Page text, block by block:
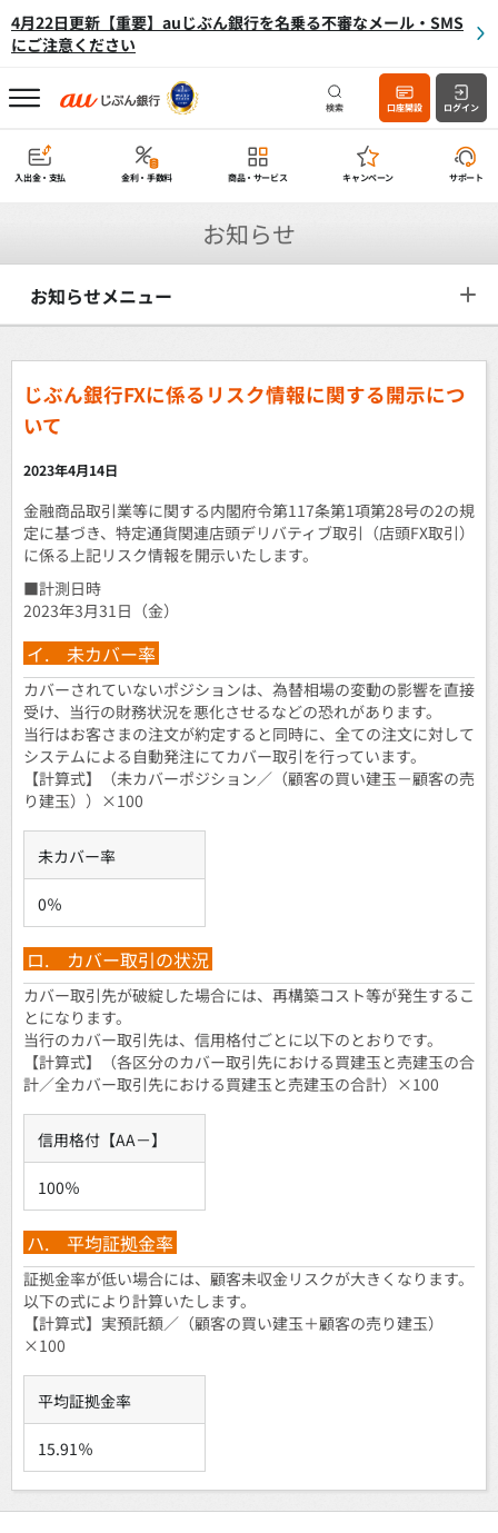
4月22日更新【重要】auじぶん銀行を名乗る不審なメール・SMS
にご注意ください
検索 口座開設 ログイン
入出金・支払 金利・手数料 商品・サービス キャンペーン サポート
お知らせ
お知らせメニュー
じぶん銀行FXに係るリスク情報に関する開示につ
いて
2023年4月14日
金融商品取引業等に関する内閣府令第117条第1項第28号の2の規
定に基づき、特定通貨関連店頭デリバティブ取引（店頭FX取引）
に係る上記リスク情報を開示いたします。
■計測日時
2023年3月31日（金）
イ. 未カバー率
カバーされていないポジションは、為替相場の変動の影響を直接
受け、当行の財務状況を悪化させるなどの恐れがあります。
当行はお客さまの注文が約定すると同時に、全ての注文に対して
システムによる自動発注にてカバー取引を行っています。
【計算式】（未カバーポジション／（顧客の買い建玉－顧客の売
り建玉））×100
未カバー率
0％
ロ. カバー取引の状況
カバー取引先が破綻した場合には、再構築コスト等が発生するこ
とになります。
当行のカバー取引先は、信用格付ごとに以下のとおりです。
【計算式】（各区分のカバー取引先における買建玉と売建玉の合
計／全カバー取引先における買建玉と売建玉の合計）×100
信用格付【AA－】
100％
ハ. 平均証拠金率
証拠金率が低い場合には、顧客未収金リスクが大きくなります。
以下の式により計算いたします。
【計算式】実預託額／（顧客の買い建玉＋顧客の売り建玉）
×100
平均証拠金率
15.91％